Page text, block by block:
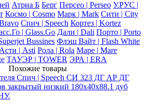
Атриа Б Берг Персео | Perseo У.РУС |
Космо | Cosmo Марк | Mark Сити | City
Спич | Speech Кортез | Kortez
| Glass.Go Дали | Dali Порто | Porto
Bussines Флэш Вайт | Flash White
Асти | Asti Рола | Rola Маре | Mare
ТАУЭР | TOWER ЭРА | ERA
Похожие товары